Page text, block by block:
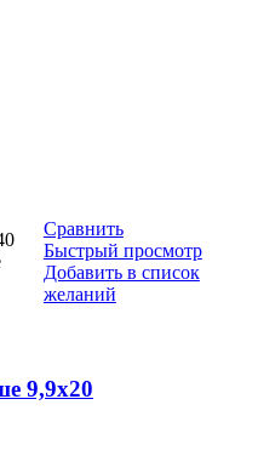
Сравнить
Быстрый просмотр
Добавить в список
желаний
9,9х20